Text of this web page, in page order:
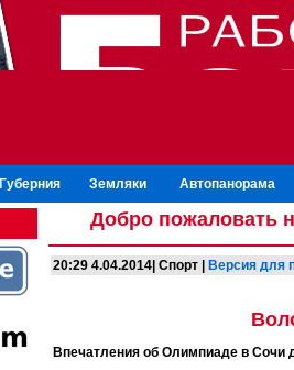
Губерния Земляки Автопанорама
Добро пожаловать
20:29 4.04.2014| Спорт | Версия для
Впечатления об Олимпиаде в Сочи